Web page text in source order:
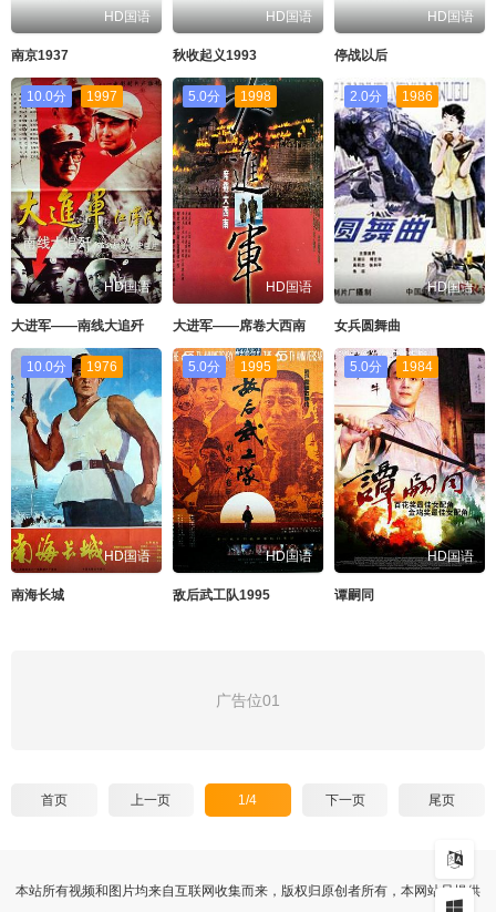
HD国语
南京1937
HD国语
秋收起义1993
HD国语
停战以后
10.0分 1997
HD国语
大进军——南线大追歼
5.0分 1998
HD国语
大进军——席卷大西南
2.0分 1986
HD国语
女兵圆舞曲
10.0分 1976
HD国语
南海长城
5.0分 1995
HD国语
敌后武工队1995
5.0分 1984
HD国语
谭嗣同
广告位01
首页 上一页 1/4 下一页 尾页
本站所有视频和图片均来自互联网收集而来，版权归原创者所有，本网站只提供